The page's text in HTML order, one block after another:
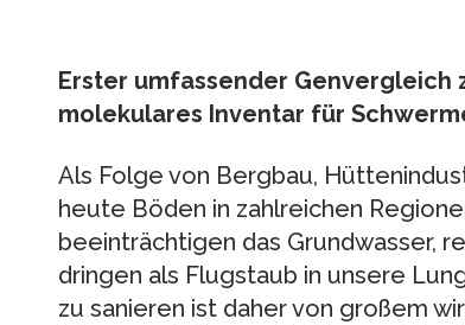
Erster umfassender
molekulares Inventar für
Als Folge von Bergbau,
heute Böden in zahlreichen
beeinträchtigen das Grundwasser,
dringen als Flugstaub in unsere
zu sanieren ist daher von großem